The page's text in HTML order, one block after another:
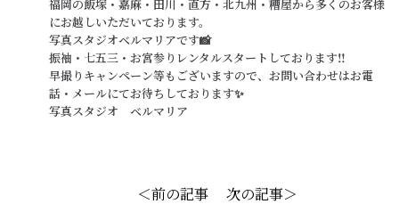
福岡の飯塚・嘉麻・田川・直方・北九州・糟屋から多くのお客様
にお越しいただいております。
写真スタジオベルマリアです📸
振袖・七五三・お宮参りレンタルスタートしております‼️
早撮りキャンペーン等もございますので、お問い合わせはお電
話・メールにてお待ちしております✨
写真スタジオ ベルマリア
＜前の記事 次の記事＞